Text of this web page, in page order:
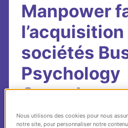
Manpower
sociétés
Psychology
Syfadis
Nous utilisons des cookies pour nous
notre site, pour personnaliser notre